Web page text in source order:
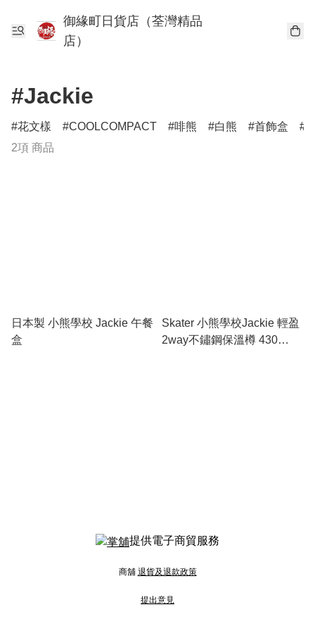
御緣町日貨店（荃灣精品
店）
#Jackie
花文樣 COOLCOMPACT 啡熊 白熊 首飾盒
2項 商品
日本製 小熊學校 Jackie 午餐
盒
Skater 小熊學校Jackie 輕盈
2way不鏽鋼保溫樽 430
提供電子商貿服務
商舖 退貨及退款政策
提出意見